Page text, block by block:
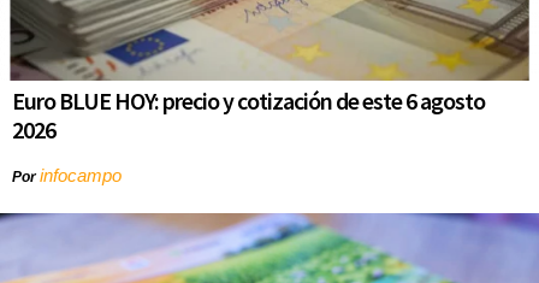
Euro BLUE HOY: precio y cotización de este 6 agosto
2026
Porinfocampo